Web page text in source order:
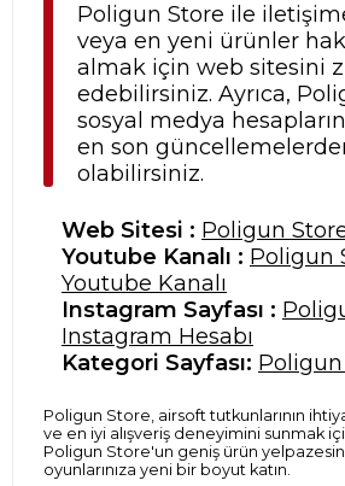
Poligun Store ile
veya en yeni ürünler
almak için web sitesini
edebilirsiniz. Ayrıca,
sosyal medya
en son
olabilirsiniz.
Web Sitesi : Poligun
Youtube Kanalı : Poligun
Youtube Kanalı
Instagram Sayfası :
Instagram Hesabı
Kategori Sayfası:
Poligun Store, airsoft tutkunlarının
ve en iyi alışveriş deneyimini sunmak
Poligun Store'un geniş ürün
oyunlarınıza yeni bir boyut katın.